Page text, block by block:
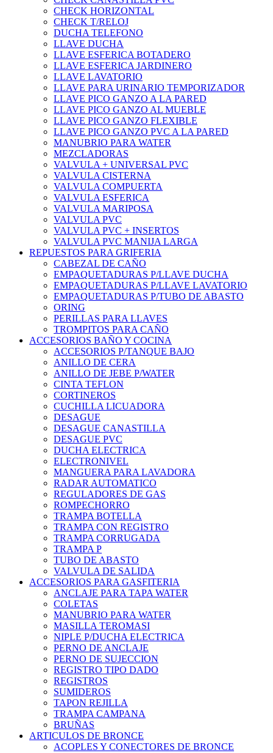
CHECK HORIZONTAL
CHECK T/RELOJ
DUCHA TELEFONO
LLAVE DUCHA
LLAVE ESFERICA BOTADERO
LLAVE ESFERICA JARDINERO
LLAVE LAVATORIO
LLAVE PARA URINARIO TEMPORIZADOR
LLAVE PICO GANZO A LA PARED
LLAVE PICO GANZO AL MUEBLE
LLAVE PICO GANZO FLEXIBLE
LLAVE PICO GANZO PVC A LA PARED
MANUBRIO PARA WATER
MEZCLADORAS
VALVULA + UNIVERSAL PVC
VALVULA CISTERNA
VALVULA COMPUERTA
VALVULA ESFERICA
VALVULA MARIPOSA
VALVULA PVC
VALVULA PVC + INSERTOS
VALVULA PVC MANIJA LARGA
REPUESTOS PARA GRIFERIA
CABEZAL DE CAÑO
EMPAQUETADURAS P/LLAVE DUCHA
EMPAQUETADURAS P/LLAVE LAVATORIO
EMPAQUETADURAS P/TUBO DE ABASTO
ORING
PERILLAS PARA LLAVES
TROMPITOS PARA CAÑO
ACCESORIOS BAÑO Y COCINA
ACCESORIOS P/TANQUE BAJO
ANILLO DE CERA
ANILLO DE JEBE P/WATER
CINTA TEFLON
CORTINEROS
CUCHILLA LICUADORA
DESAGUE
DESAGUE CANASTILLA
DESAGUE PVC
DUCHA ELECTRICA
ELECTRONIVEL
MANGUERA PARA LAVADORA
RADAR AUTOMATICO
REGULADORES DE GAS
ROMPECHORRO
TRAMPA BOTELLA
TRAMPA CON REGISTRO
TRAMPA CORRUGADA
TRAMPA P
TUBO DE ABASTO
VALVULA DE SALIDA
ACCESORIOS PARA GASFITERIA
ANCLAJE PARA TAPA WATER
COLETAS
MANUBRIO PARA WATER
MASILLA TEROMASI
NIPLE P/DUCHA ELECTRICA
PERNO DE ANCLAJE
PERNO DE SUJECCION
REGISTRO TIPO DADO
REGISTROS
SUMIDEROS
TAPON REJILLA
TRAMPA CAMPANA
BRUÑAS
ARTICULOS DE BRONCE
ACOPLES Y CONECTORES DE BRONCE